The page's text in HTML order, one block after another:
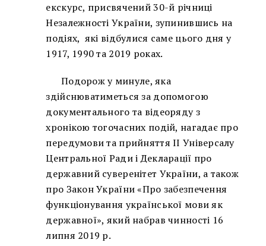
екскурс, присвячений 30-й річниці
Незалежності України, зупинившись на
подіях, які відбулися саме цього дня у
1917, 1990 та 2019 роках.
Подорож у минуле, яка
здійснюватиметься за допомогою
документального та відеоряду з
хронікою тогочасних подій, нагадає про
передумови та прийняття II Універсалу
Центральної Ради і Декларації про
державний суверенітет України, а також
про Закон України «Про забезпечення
функціонування української мови як
державної», який набрав чинності 16
липня 2019 р.